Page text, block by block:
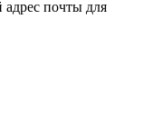
почты для